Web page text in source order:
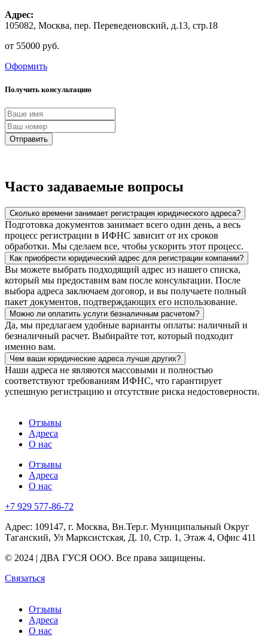
Адрес:
105082, Москва, пер. Переведеновский, д.13, стр.18
от 55000 руб.
Оформить
Получить консультацию
Отправить
Часто задаваемые вопросы
Сколько времени занимает регистрация юридического адреса?
Подготовка документов занимает всего один день, а весь
процесс регистрации в ИФНС зависит от их сроков
обработки. Мы сделаем все, чтобы ускорить этот процесс.
Как приобрести юридический адрес для регистрации компании?
Вы можете выбрать подходящий адрес из нашего списка,
который мы предоставим вам после консультации. После
выбора адреса заключаем договор, и вы получаете полный
пакет документов, подтверждающих его использование.
Можно ли оплатить услуги безналичным расчетом?
Да, мы предлагаем удобные варианты оплаты: наличный и
безналичный расчет. Выбирайте тот, который подходит
именно вам.
Чем ваши юридические адреса лучше других?
Наши адреса не являются массовыми и полностью
соответствуют требованиям ИФНС, что гарантирует
успешную регистрацию и отсутствие риска недостоверности.
Отзывы
Адреса
О нас
Отзывы
Адреса
О нас
+7 929 577-86-72
Адрес: 109147, г. Москва, Вн.Тер.г. Муниципальный Округ
Таганский, Ул Марксистская, Д. 10, Стр. 1, Этаж 4, Офис 411
© 2024 | ДВА ГУСЯ OOO. Все права защищены.
Связаться
Отзывы
Адреса
О нас